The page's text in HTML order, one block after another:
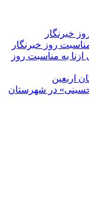
خبرنگار
روز خبرنگار
به مناسبت روز
اربعین
حسینی» در شهرستان